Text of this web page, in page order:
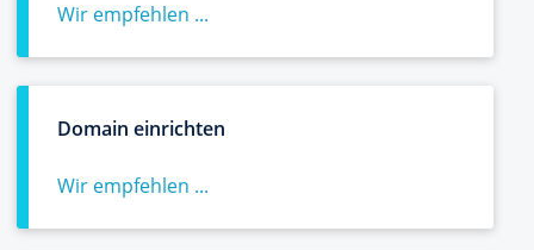
Wir empfehlen ...
Domain einrichten
Wir empfehlen ...